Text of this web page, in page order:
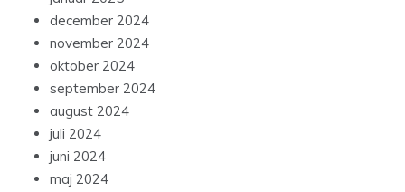
december 2024
november 2024
oktober 2024
september 2024
august 2024
juli 2024
juni 2024
maj 2024